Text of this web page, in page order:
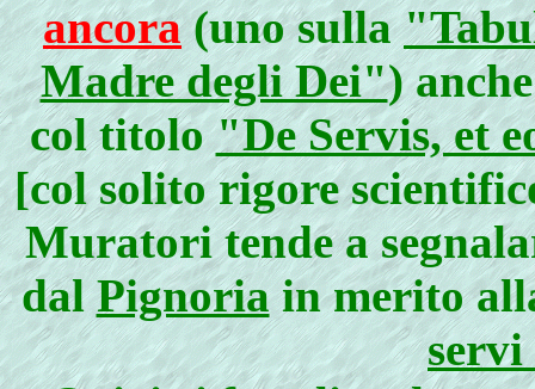
ancora(uno sulla
Madre degli Dei")
col titolo"De Servis, et
[col solito rigore
Muratori tende a
dalPignoriain merito